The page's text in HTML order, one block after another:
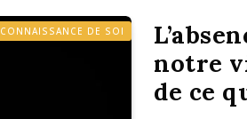
CONNAISSANCE DE SOI
notre
de ce